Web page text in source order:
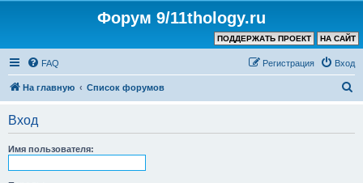
Форум 9/11thology.ru
НА САЙТ
ПОДДЕРЖАТЬ ПРОЕКТ
FAQ Вход
Регистрация
На главную Список форумов
Вход
Имя пользователя: